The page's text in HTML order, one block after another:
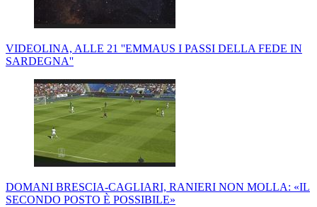
VIDEOLINA, ALLE 21 ''EMMAUS I PASSI DELLA FEDE IN
SARDEGNA''
DOMANI BRESCIA-CAGLIARI, RANIERI NON MOLLA: «IL
SECONDO POSTO È POSSIBILE»